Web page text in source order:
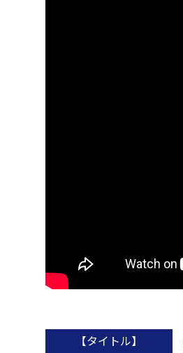
【タイトル】